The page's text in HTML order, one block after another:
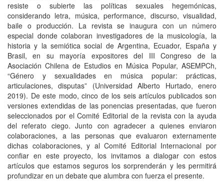
resiste o subierte las políticas sexuales hegemónicas,
considerando letra, música, performance, discurso, visualidad,
baile o producción. La revista se inaugura con un número
especial donde colaboran investigadores de la musicología, la
historia y la semiótica social de Argentina, Ecuador, España y
Brasil, en su mayoría expositores del III Congreso de la
Asociación Chilena de Estudios en Música Popular, ASEMPCh,
“Género y sexualidades en música popular: prácticas,
articulaciones, disputas” (Universidad Alberto Hurtado, enero
2019). De este modo, cinco de los seis artículos publicados son
versiones extendidas de las ponencias presentadas, que fueron
seleccionados por el Comité Editorial de la revista con la ayuda
del referato ciego. Junto con agradecer a quienes enviaron
colaboraciones, a las personas que evaluaron externamente
dichas colaboraciones, y al Comité Editorial Internacional por
confiar en este proyecto, los invitamos a dialogar con estos
artículos que estamos seguros los sorprenderán y les permitirá
profundizar en un debate que alumbra con fuerza el presente.